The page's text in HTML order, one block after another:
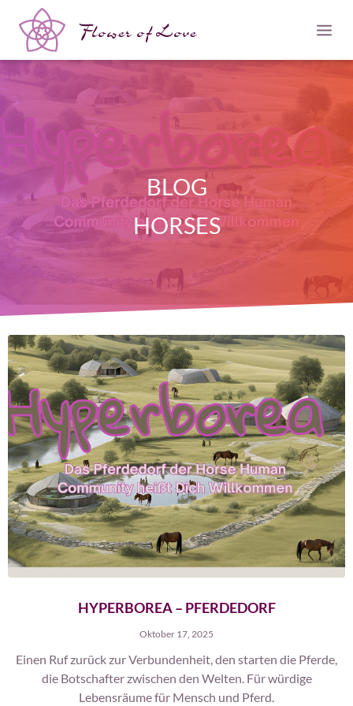
Flower of Love
BLOG
HORSES
HYPERBOREA – PFERDEDORF
Oktober 17, 2025
Einen Ruf zurück zur Verbundenheit, den starten die Pferde,
die Botschafter zwischen den Welten. Für würdige
Lebensräume für Mensch und Pferd.